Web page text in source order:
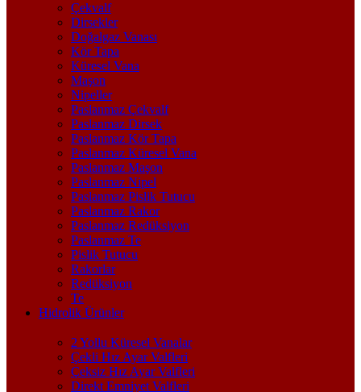
Çekvalf
Dirsekler
Doğalgaz Vanası
Kör Tapa
Küresel Vana
Maşon
Nipeller
Paslanmaz Çekvalf
Paslanmaz Dirsek
Paslanmaz Kör Tapa
Paslanmaz Küresel Vana
Paslanmaz Maşon
Paslanmaz Nipel
Paslanmaz Pislik Tutucu
Paslanmaz Rakor
Paslanmaz Redüksiyon
Paslanmaz Te
Pislik Tutucu
Rakorlar
Redüksiyon
Te
Hidrolik Ürünler
2 Yollu Küresel Vanalar
Çekli Hız Ayar Valfleri
Çeksiz Hız Ayar Valfleri
Direkt Emniyet Valfleri